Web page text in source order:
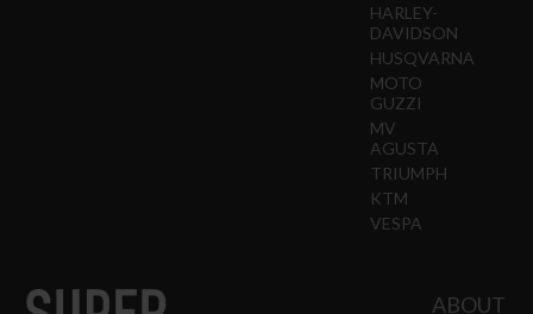
HARLEY-
DAVIDSON
HUSQVARNA
MOTO
GUZZI
MV
AGUSTA
TRIUMPH
KTM
VESPA
ABOUT